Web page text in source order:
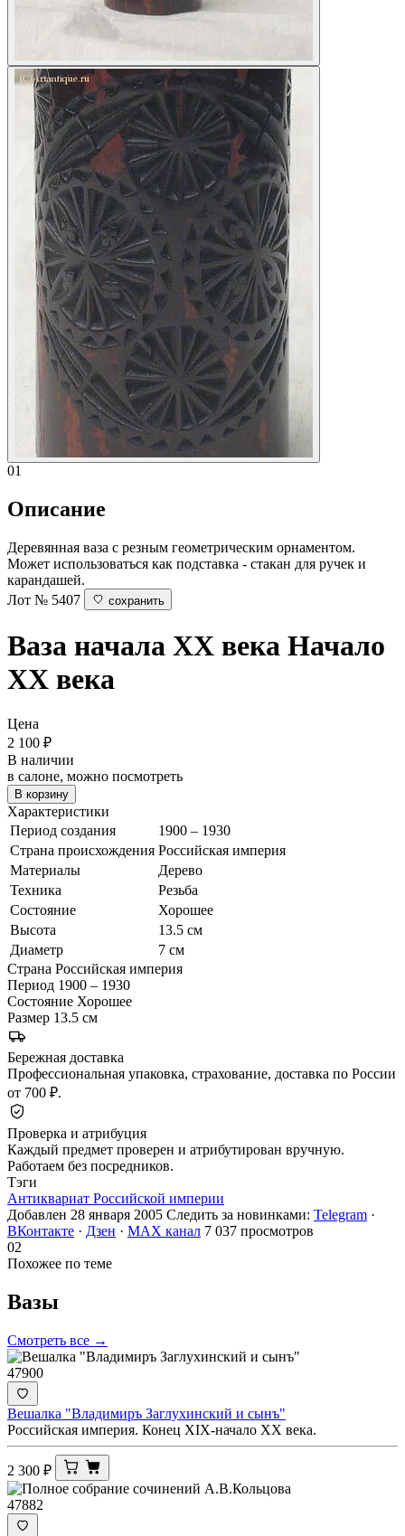
01
Описание
Деревянная ваза с резным геометрическим орнаментом.
Может использоваться как подставка - стакан для ручек и
карандашей.
Лот № 5407
сохранить
Ваза начала XX века Начало
XX века
Цена
2 100 ₽
В наличии
в салоне, можно посмотреть
В корзину
Характеристики
Период создания
1900 – 1930
Страна происхождения Российская империя
Материалы
Дерево
Техника
Резьба
Состояние
Хорошее
Высота
13.5 см
Диаметр
7 см
Страна Российская империя
Период 1900 – 1930
Состояние Хорошее
Размер 13.5 см
Бережная доставка
Профессиональная упаковка, страхование, доставка по России
от 700 ₽.
Проверка и атрибуция
Каждый предмет проверен и атрибутирован вручную.
Работаем без посредников.
Тэги
Антиквариат Российской империи
Добавлен 28 января 2005 Следить за новинками: Telegram ·
ВКонтакте · Дзен · MAX канал 7 037 просмотров
02
Похожее по теме
Вазы
Смотреть все →
47900
Вешалка "Владимиръ Заглухинский и сынъ"
Российская империя. Конец XIX-начало ХХ века.
2 300 ₽
47882